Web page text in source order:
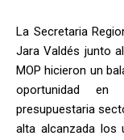
La Secretaria
Jara Valdés junto
MOP hicieron un
oportunidad en
presupuestaria
alta alcanzada los